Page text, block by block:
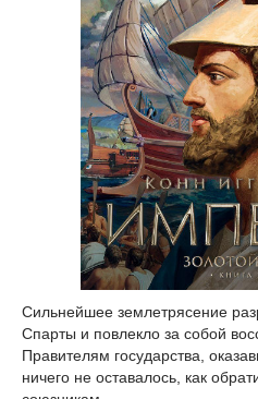
Сильнейшее землетрясение
Спарты и повлекло за собой
Правителям государства,
ничего не оставалось, как